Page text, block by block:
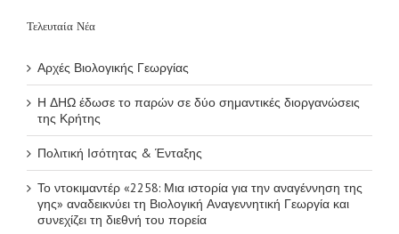
Τελευταία Νέα
Αρχές Βιολογικής Γεωργίας
Η ΔΗΩ έδωσε το παρών σε δύο σημαντικές διοργανώσεις
της Κρήτης
Πολιτική Ισότητας & Ένταξης
Το ντοκιμαντέρ «2258: Μια ιστορία για την αναγέννηση της
γης» αναδεικνύει τη Βιολογική Αναγεννητική Γεωργία και
συνεχίζει τη διεθνή του πορεία